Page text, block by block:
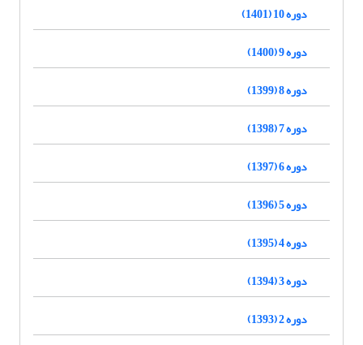
دوره 10 (1401)
دوره 9 (1400)
دوره 8 (1399)
دوره 7 (1398)
دوره 6 (1397)
دوره 5 (1396)
دوره 4 (1395)
دوره 3 (1394)
دوره 2 (1393)